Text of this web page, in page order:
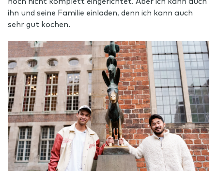
ihn und seine Familie einladen, denn ich kann auch
sehr gut kochen.